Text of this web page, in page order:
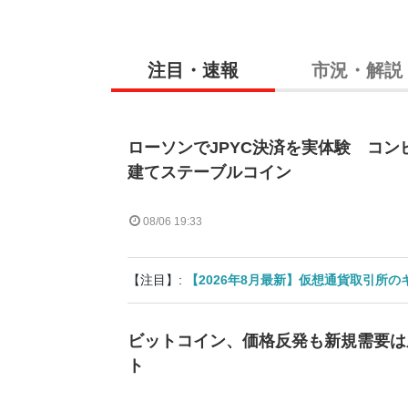
注目・速報 市況・解説
ローソンでJPYC決済を実体験 コン
建てステーブルコイン
08/06 19:33
【注目】: 【2026年8月最新】仮想通貨取引所
ビットコイン、価格反発も新規需要
ト